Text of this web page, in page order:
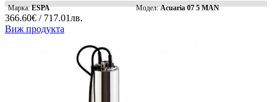
Марка:ESPA Модел:Acuaria 07 5 MAN
366.60€ / 717.01лв.
Виж продукта